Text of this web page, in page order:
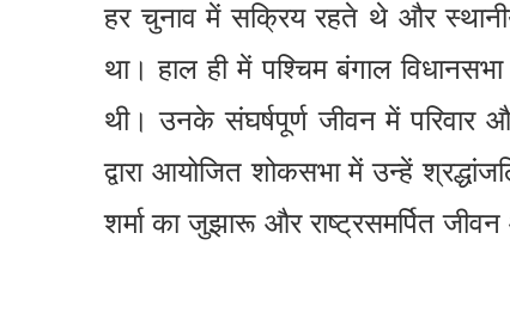
हर चुनाव में सक्रिय रहते थे और
था। हाल ही में पश्चिम बंगाल
थी। उनके संघर्षपूर्ण जीवन में परिवार
द्वारा आयोजित शोकसभा में उन्हें
शर्मा का जुझारू और राष्ट्रसमर्पित